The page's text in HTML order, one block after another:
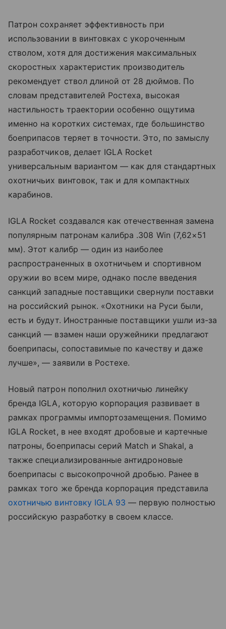
Патрон сохраняет эффективность при
использовании в винтовках с укороченным
стволом, хотя для достижения максимальных
скоростных характеристик производитель
рекомендует ствол длиной от 28 дюймов. По
словам представителей Ростеха, высокая
настильность траектории особенно ощутима
именно на коротких системах, где большинство
боеприпасов теряет в точности. Это, по замыслу
разработчиков, делает IGLA Rocket
универсальным вариантом — как для стандартных
охотничьих винтовок, так и для компактных
карабинов.
IGLA Rocket создавался как отечественная замена
популярным патронам калибра .308 Win (7,62×51
мм). Этот калибр — один из наиболее
распространенных в охотничьем и спортивном
оружии во всем мире, однако после введения
санкций западные поставщики свернули поставки
на российский рынок. «Охотники на Руси были,
есть и будут. Иностранные поставщики ушли из-за
санкций — взамен наши оружейники предлагают
боеприпасы, сопоставимые по качеству и даже
лучше», — заявили в Ростехе.
Новый патрон пополнил охотничью линейку
бренда IGLA, которую корпорация развивает в
рамках программы импортозамещения. Помимо
IGLA Rocket, в нее входят дробовые и картечные
патроны, боеприпасы серий Match и Shakal, а
также специализированные антидроновые
боеприпасы с высокопрочной дробью. Ранее в
рамках того же бренда корпорация представила
охотничью винтовку IGLA 93 — первую полностью
российскую разработку в своем классе.